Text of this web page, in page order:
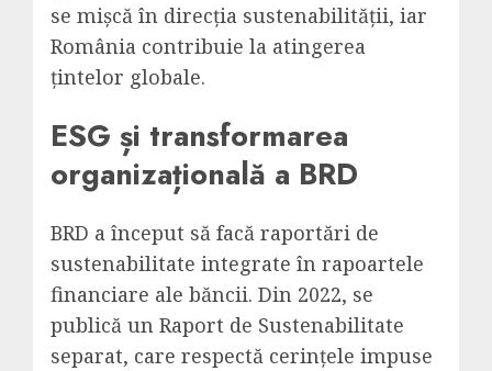
se mișcă în direcția sustenabilității, iar
România contribuie la atingerea
țintelor globale.
ESG și transformarea
organizațională a BRD
BRD a început să facă raportări de
sustenabilitate integrate în rapoartele
financiare ale băncii. Din 2022, se
publică un Raport de Sustenabilitate
separat, care respectă cerințele impuse